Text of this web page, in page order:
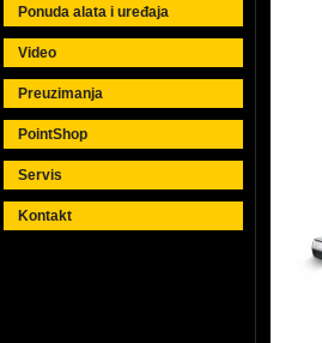
Ponuda alata i uređaja
Video
Preuzimanja
PointShop
Servis
Kontakt